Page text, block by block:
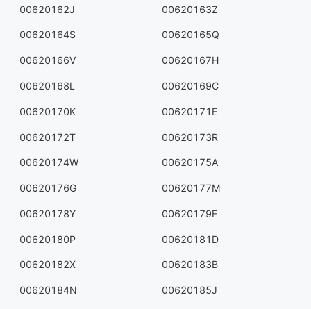
00620162J 00620163Z
00620164S 00620165Q
00620166V 00620167H
00620168L 00620169C
00620170K 00620171E
00620172T 00620173R
00620174W 00620175A
00620176G 00620177M
00620178Y 00620179F
00620180P 00620181D
00620182X 00620183B
00620184N 00620185J